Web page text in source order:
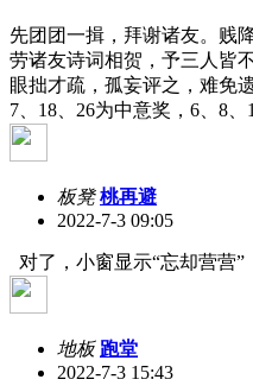
先团团一揖，拜谢诸友。贱
劳诸友诗词相贺，予三人皆
眼拙才疏，孤妄评之，难免
7、18、26为中意奖，6、8、
板凳 桃再避
2022-7-3 09:05
对了，小窗显示“忘却营营”
地板 跑堂
2022-7-3 15:43